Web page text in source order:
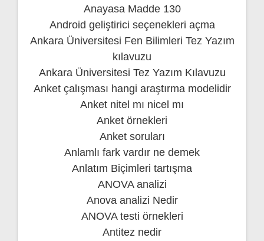
Anayasa Madde 130
Android geliştirici seçenekleri açma
Ankara Üniversitesi Fen Bilimleri Tez Yazım
kılavuzu
Ankara Üniversitesi Tez Yazım Kılavuzu
Anket çalışması hangi araştırma modelidir
Anket nitel mı nicel mı
Anket örnekleri
Anket soruları
Anlamlı fark vardır ne demek
Anlatım Biçimleri tartışma
ANOVA analizi
Anova analizi Nedir
ANOVA testi örnekleri
Antitez nedir